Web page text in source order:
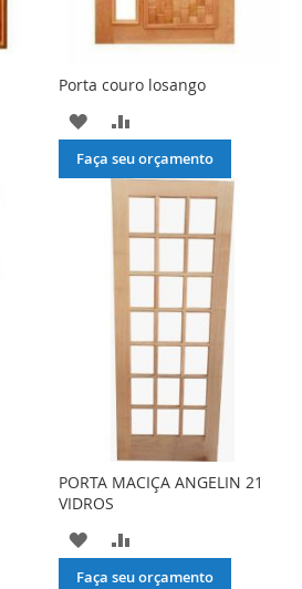
Porta couro losango
ADICIONAR
À
LISTA
DESEJOS
PARA
COMPARAR
Faça seu orçamento
PORTA MACIÇA ANGELIN 21
VIDROS
ADICIONAR
À
PARA
Faça seu orçamento